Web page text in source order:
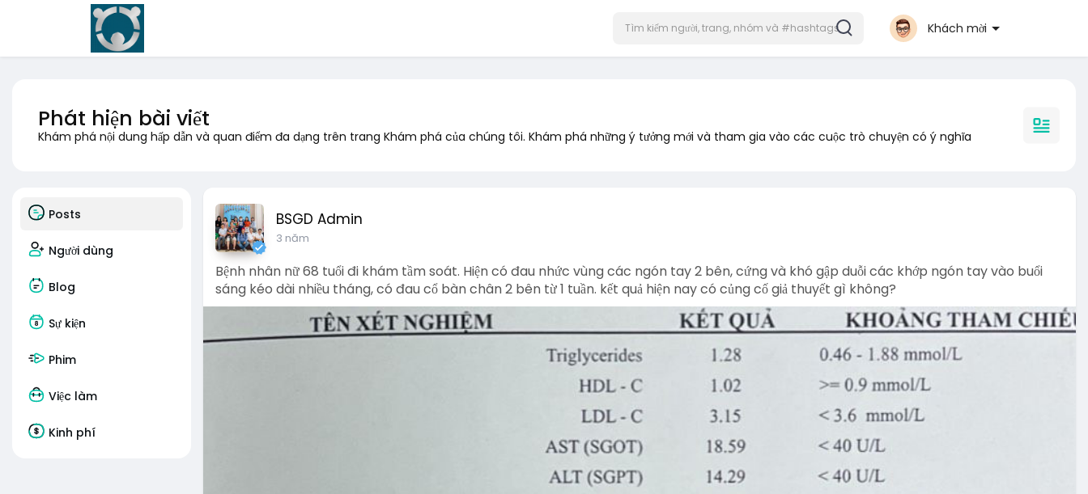
Khách mời
Phát hiện bài viết
Khám phá nội dung hấp dẫn và quan điểm đa dạng trên trang Khám phá của chúng tôi. Khám phá những ý tưởng mới và tham gia vào các cuộc trò chuyện có ý nghĩa
Posts
Người dùng
Blog
Sự kiện
Phim
Việc làm
Kinh phí
BSGD Admin
3 năm
Bệnh nhân nữ 68 tuổi đi khám tầm soát. Hiện có đau nhức vùng các ngón tay 2 bên, cứng và khó gập duỗi các khớp ngón tay vào buổi
sáng kéo dài nhiều tháng, có đau cổ bàn chân 2 bên từ 1 tuần. kết quả hiện nay có củng cố giả thuyết gì không?